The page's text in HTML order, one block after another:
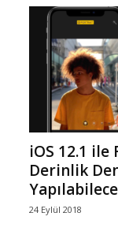
iOS 12.1
Derinlik
24 Eylül 2018